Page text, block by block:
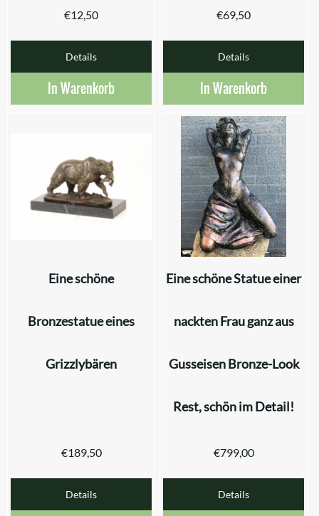
€12,50
Details
In Warenkorb
€69,50
Details
In Warenkorb
Eine schöne
Bronzestatue eines
Grizzlybären
€189,50
Details
Eine schöne Statue einer
nackten Frau ganz aus
Gusseisen Bronze-Look
Rest, schön im Detail!
€799,00
Details